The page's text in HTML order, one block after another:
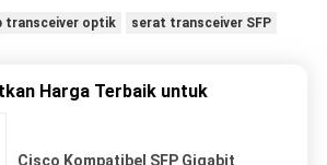
transceiver optik serat transceiver SFP
Harga Terbaik untuk
Cisco Kompatibel SFP Gigabit